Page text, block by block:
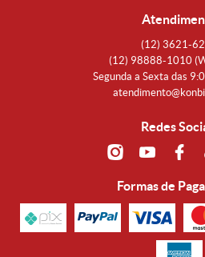
(12) 3621-
(12) 98888-1010
Segunda a Sexta das
Redes
Formas de